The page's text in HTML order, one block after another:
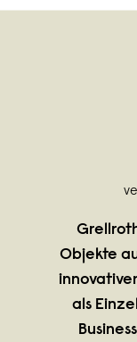
Objekte
als